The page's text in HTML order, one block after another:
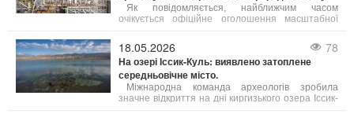
Як повідомляється, найближчим часом
очікується офіційне оголошення масштабної
північно-західної частини провінції Британська
Колумбія до Німеччини.
18.05.2026 78
На озері Іссик-Куль: виявлено затоплене
середньовічне місто.
Міжнародна команда археологів зробила
значне відкриття на дні киргизького озера Іссик-